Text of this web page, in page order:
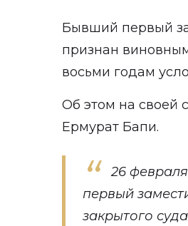
Бывший первый
признан
восьми годам
Об этом на своей
Ермурат Бапи.
26
первый
закрытого